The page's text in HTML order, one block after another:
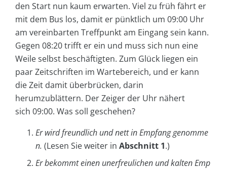
den Start nun kaum erwarten. Viel zu früh fährt er
mit dem Bus los, damit er pünktlich um 09:00 Uhr
am vereinbarten Treffpunkt am Eingang sein kann.
Gegen 08:20 trifft er ein und muss sich nun eine
Weile selbst beschäftigten. Zum Glück liegen ein
paar Zeitschriften im Wartebereich, und er kann
die Zeit damit überbrücken, darin
herumzublättern. Der Zeiger der Uhr nähert
sich 09:00. Was soll geschehen?
Er wird freundlich und nett in Empfang genomme
n. (Lesen Sie weiter in Abschnitt 1.)
Er bekommt einen unerfreulichen und kalten Emp